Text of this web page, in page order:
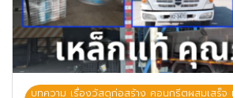
บทความ เรื่องวัสดุก่อสร้าง คอนกรีตผสมเสร็จ